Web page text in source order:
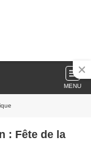
MENU
: Fête de la